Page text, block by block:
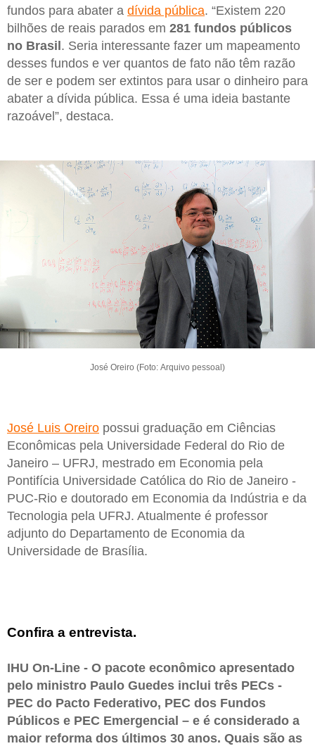
fundos para abater a dívida pública. “Existem 220
bilhões de reais parados em 281 fundos públicos
no Brasil . Seria interessante fazer um mapeamento
desses fundos e ver quantos de fato não têm razão
de ser e podem ser extintos para usar o dinheiro para
abater a dívida pública. Essa é uma ideia bastante
razoável”, destaca.
José Oreiro (Foto: Arquivo pessoal)
José Luis Oreiro possui graduação em Ciências
Econômicas pela Universidade Federal do Rio de
Janeiro – UFRJ, mestrado em Economia pela
Pontifícia Universidade Católica do Rio de Janeiro -
PUC-Rio e doutorado em Economia da Indústria e da
Tecnologia pela UFRJ. Atualmente é professor
adjunto do Departamento de Economia da
Universidade de Brasília.
Confira a entrevista.
IHU On-Line - O pacote econômico apresentado
pelo ministro Paulo Guedes inclui três PECs -
PEC do Pacto Federativo, PEC dos Fundos
Públicos e PEC Emergencial – e é considerado a
maior reforma dos últimos 30 anos. Quais são as